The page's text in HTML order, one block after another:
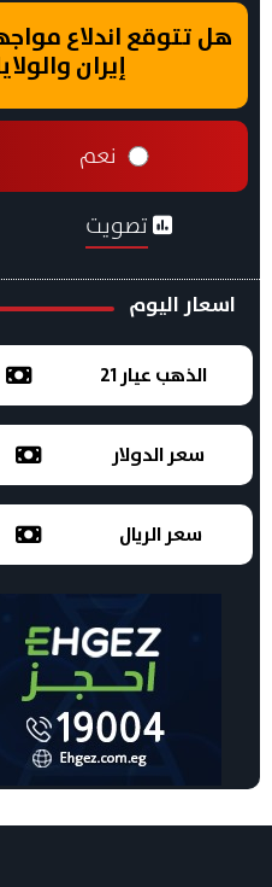
هل تتوقع اندلاع
إيران
نعم
تصويت
اسعار اليوم
الذهب عيار 21
سعر الدولار
سعر الريال